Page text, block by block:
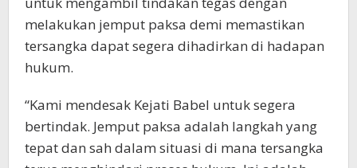
melakukan jemput paksa demi memastikan
tersangka dapat segera dihadirkan di hadapan
hukum.
“Kami mendesak Kejati Babel untuk segera
bertindak. Jemput paksa adalah langkah yang
tepat dan sah dalam situasi di mana tersangka